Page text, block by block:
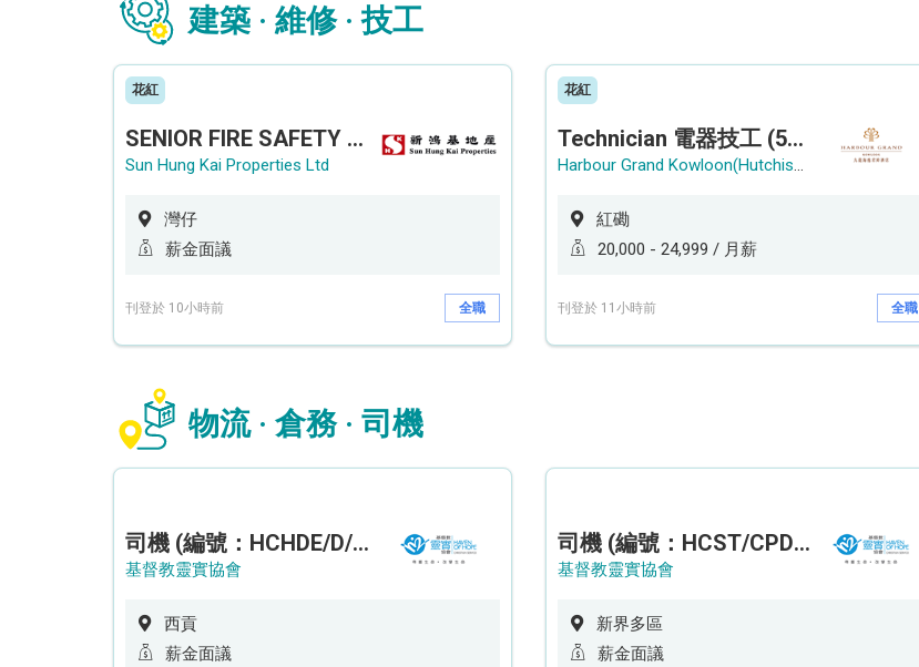
建築 · 維修 · 技工
花紅
SENIOR FIRE SAFETY OFFICER / FIRE SAFETY OFFICER
Sun Hung Kai Properties Ltd
灣仔
薪金面議
刊登於 10小時前 全職
花紅
Technician 電器技工 (5-Day Work Week)
Harbour Grand Kowloon(Hutchison Hotel Hong Kong Limited)
紅磡
20,000 - 24,999 / 月薪
刊登於 11小時前 全職
物流 · 倉務 · 司機
司機 (編號：HCHDE/D/CTE)
基督教靈實協會
西貢
薪金面議
司機 (編號：HCST/CPD/CTE)
基督教靈實協會
新界多區
薪金面議